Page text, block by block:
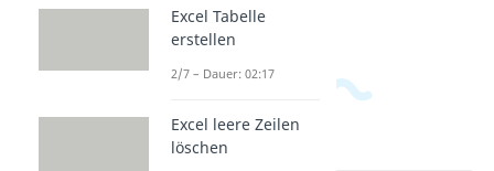
Excel Tabelle
erstellen
2/7 – Dauer: 02:17
Excel leere Zeilen
löschen